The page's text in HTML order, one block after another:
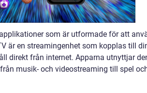
som är utformade för att
är en streamingenhet som kopplas till
direkt från internet. Apparna utnyttjar
musik- och videostreaming till spel